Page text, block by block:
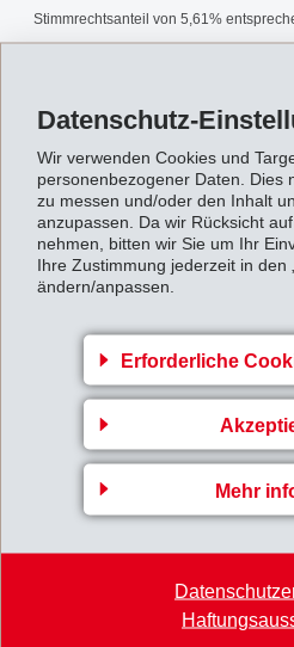
Datenschutz-
Wir verwenden Cookies und
personenbezogener Daten. Dies
zu messen und/oder den Inhalt
anzupassen. Da wir Rücksicht
nehmen, bitten wir Sie um Ihr
Ihre Zustimmung jederzeit in den
ändern/anpassen.
Erforderliche
Mehr
Stimmrechtsanteil von 5,61%
Gruppenleitung
EMS-CHEMIE AG
Via Innovativa 1
Switzerland
+41 81 632 72 02